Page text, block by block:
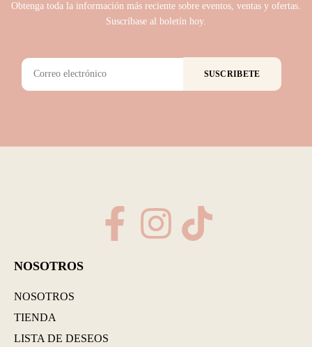
Obtenga toda la información más reciente sobre eventos, ventas y ofertas.
Suscríbase al boletín hoy.
SUSCRIBETE
NOSOTROS
NOSOTROS
TIENDA
LISTA DE DESEOS